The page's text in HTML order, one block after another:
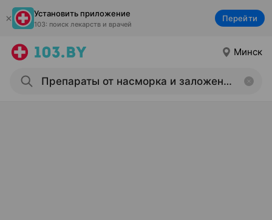
Установить приложение
103: поиск лекарств и врачей
Перейти
Минск